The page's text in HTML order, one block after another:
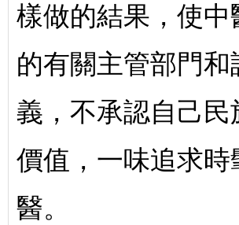
樣做的結果，使
的有關主管部門
義，不承認自己
價值，一味追求
醫。